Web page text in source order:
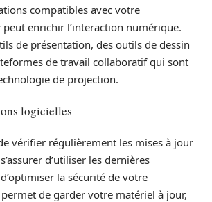
compatibles avec votre
peut enrichir l’interaction numérique.
de présentation, des outils de dessin
de travail collaboratif qui sont
de projection.
logicielles
vérifier régulièrement les mises à jour
d’utiliser les dernières
la sécurité de votre
de garder votre matériel à jour,